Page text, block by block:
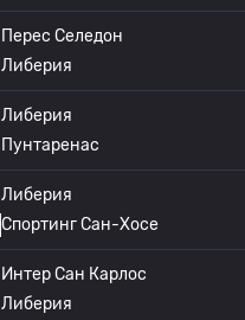
Перес Селедон
Либерия
Либерия
Пунтаренас
Либерия
Спортинг Сан-Хосе
Интер Сан Карлос
Либерия